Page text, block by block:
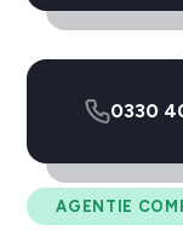
AGENTIE
0330